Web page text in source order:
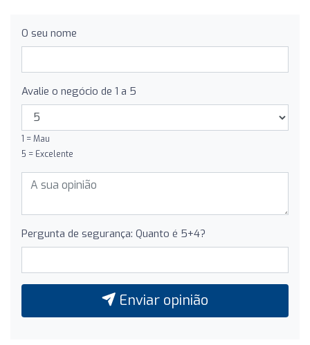
O seu nome
Avalie o negócio de 1 a 5
1 = Mau
5 = Excelente
Pergunta de segurança: Quanto é 5+4?
Enviar opinião